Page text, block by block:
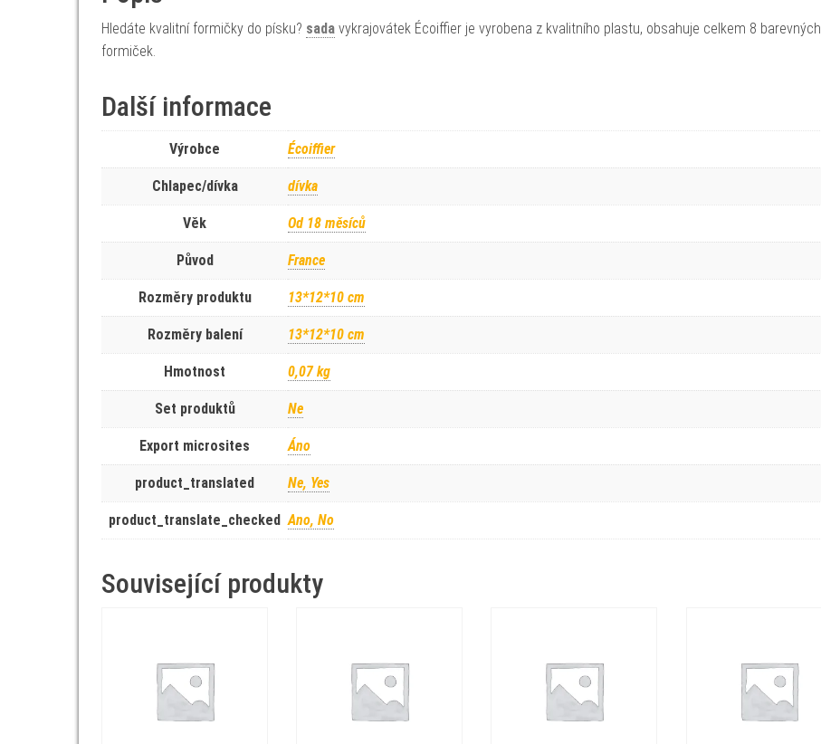
Hledáte kvalitní formičky do písku? sada vykrajovátek Écoiffier je vyrobena z kvalitního plastu, obsahuje celkem 8 barevných
formiček.
Další informace
Výrobce Écoiffier
Chlapec/dívka dívka
Věk Od 18 měsíců
Původ France
Rozměry produktu 13*12*10 cm
Rozměry balení 13*12*10 cm
Hmotnost 0,07 kg
Set produktů Ne
Export microsites Áno
product_translated Ne, Yes
product_translate_checked Ano, No
Související produkty